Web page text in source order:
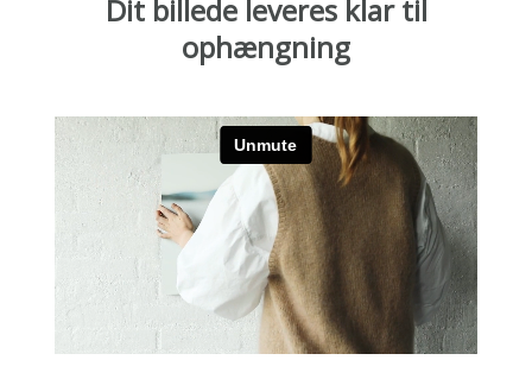
Dit billede leveres klar til
ophængning